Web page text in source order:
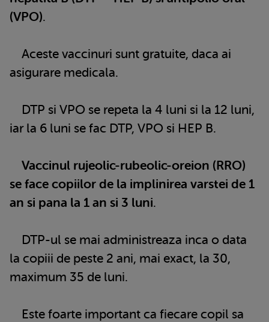
(VPO).
Aceste vaccinuri sunt gratuite, daca ai
asigurare medicala.
DTP si VPO se repeta la 4 luni si la 12 luni,
iar la 6 luni se fac DTP, VPO si HEP B.
Vaccinul rujeolic-rubeolic-oreion (RRO)
se face copiilor de la implinirea varstei de 1
an si pana la 1 an si 3 luni.
DTP-ul se mai administreaza inca o data
la copiii de peste 2 ani, mai exact, la 30,
maximum 35 de luni.
Este foarte important ca fiecare copil sa